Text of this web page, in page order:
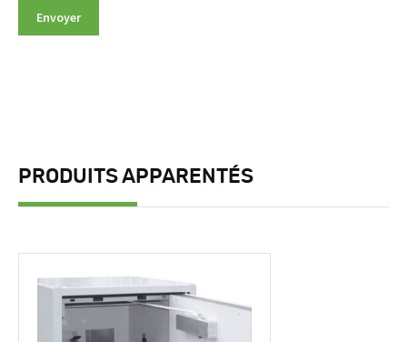
PRODUITS APPARENTÉS